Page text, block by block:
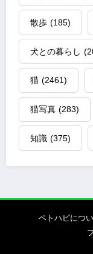
散歩 (185)
犬との暮らし
猫 (2461)
猫写真 (283)
知識 (375)
ペトハピにつ